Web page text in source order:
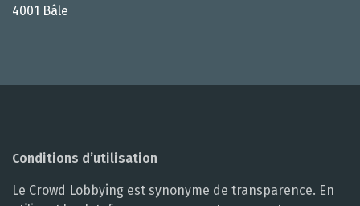
4001 Bâle
Conditions d’utilisation
Le Crowd Lobbying est synonyme de transparence. En